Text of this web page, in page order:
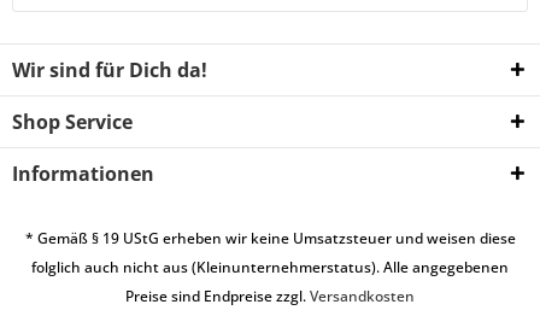
Wir sind für Dich da!
Shop Service
Informationen
* Gemäß § 19 UStG erheben wir keine Umsatzsteuer und weisen diese
folglich auch nicht aus (Kleinunternehmerstatus). Alle angegebenen
Preise sind Endpreise zzgl.Versandkosten